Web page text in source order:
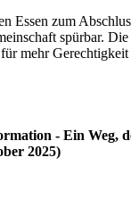
Essen zum
spürbar.
mehr
- Ein Weg,
2025)